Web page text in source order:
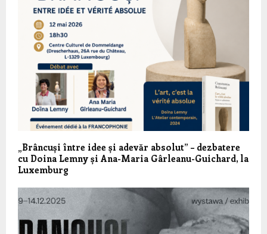
„Brâncuși între idee și adevăr absolut” – dezbatere
cu Doina Lemny și Ana-Maria Gârleanu-Guichard, la
Luxemburg